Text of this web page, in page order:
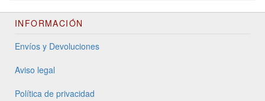
INFORMACIÓN
Envíos y Devoluciones
Aviso legal
Política de privacidad